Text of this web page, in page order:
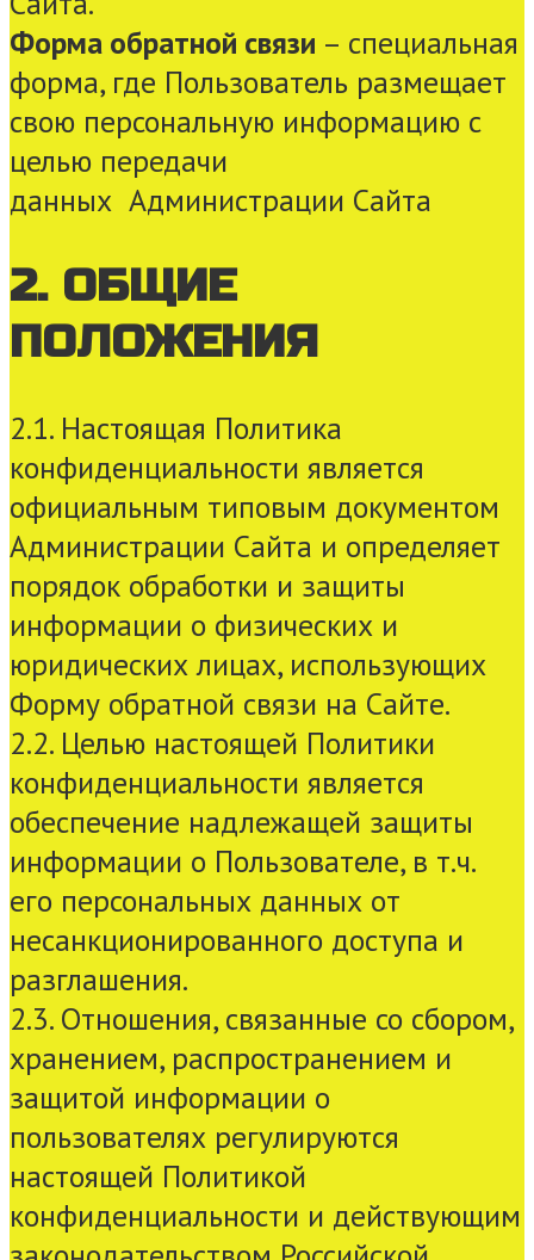
Форма обратной связи – специальная
форма, где Пользователь размещает
свою персональную информацию с
целью передачи
данных Администрации Сайта
2. ОБЩИЕ
ПОЛОЖЕНИЯ
2.1. Настоящая Политика
конфиденциальности является
официальным типовым документом
Администрации Сайта и определяет
порядок обработки и защиты
информации о физических и
юридических лицах, использующих
Форму обратной связи на Сайте.
2.2. Целью настоящей Политики
конфиденциальности является
обеспечение надлежащей защиты
информации о Пользователе, в т.ч.
его персональных данных от
несанкционированного доступа и
разглашения.
2.3. Отношения, связанные со сбором,
хранением, распространением и
защитой информации о
пользователях регулируются
настоящей Политикой
конфиденциальности и действующим